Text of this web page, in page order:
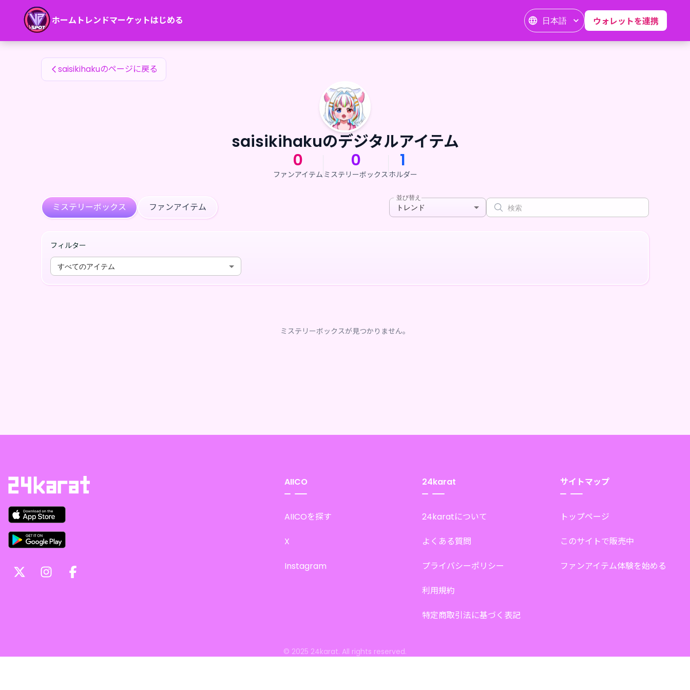
ホーム トレンドマーケットはじめる 日本語 ウォレットを連携
saisikihakuのファンアイテム
saisikihakuのページに戻る
saisikihakuのデジタルアイテム
0
ファンアイテム
0
ミステリーボックス
1
ホルダー
ミステリーボックス ファンアイテム
並び替え
トレンド
フィルター
すべてのアイテム
ミステリーボックスが見つかりません。
AIICO
AIICOを探す
X
Instagram
24karat
24karatについて
よくある質問
プライバシーポリシー
利用規約
特定商取引法に基づく表記
サイトマップ
トップページ
このサイトで販売中
ファンアイテム体験を始める
© 2025 24karat. All rights reserved.
saisikihakuのファンアイテム — 24karat